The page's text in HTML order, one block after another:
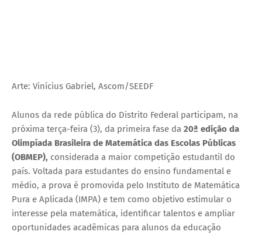
Arte: Vinícius Gabriel, Ascom/SEEDF
Alunos da rede pública do Distrito Federal participam, na
próxima terça-feira (3), da primeira fase da 20ª edição da
Olimpíada Brasileira de Matemática das Escolas Públicas
(OBMEP), considerada a maior competição estudantil do
país. Voltada para estudantes do ensino fundamental e
médio, a prova é promovida pelo Instituto de Matemática
Pura e Aplicada (IMPA) e tem como objetivo estimular o
interesse pela matemática, identificar talentos e ampliar
oportunidades acadêmicas para alunos da educação